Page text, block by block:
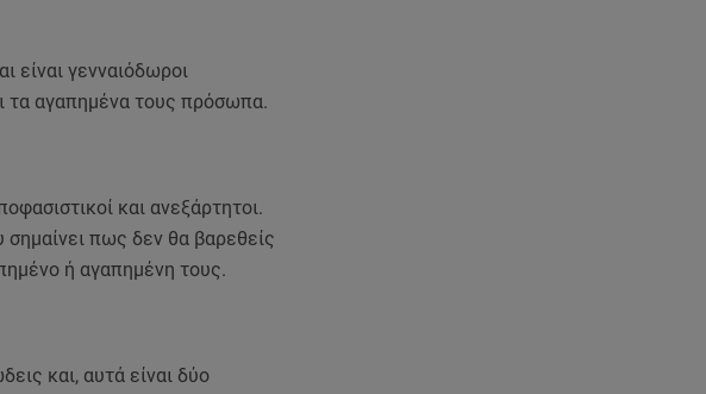
είναι γενναιόδωροι
τα αγαπημένα τους πρόσωπα.
και ανεξάρτητοι.
σημαίνει πως δεν θα βαρεθείς
ή αγαπημένη τους.
και, αυτά είναι δύο